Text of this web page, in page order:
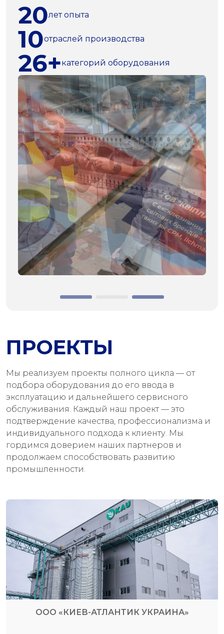
20лет опыта
10отраслей производства
26+категорий оборудования
ПРОЕКТЫ
Мы реализуем проекты полного цикла — от
подбора оборудования до его ввода в
эксплуатацию и дальнейшего сервисного
обслуживания. Каждый наш проект — это
подтверждение качества, профессионализма и
индивидуального подхода к клиенту. Мы
гордимся доверием наших партнеров и
продолжаем способствовать развитию
промышленности.
ООО «КИЕВ-АТЛАНТИК УКРАИНА»